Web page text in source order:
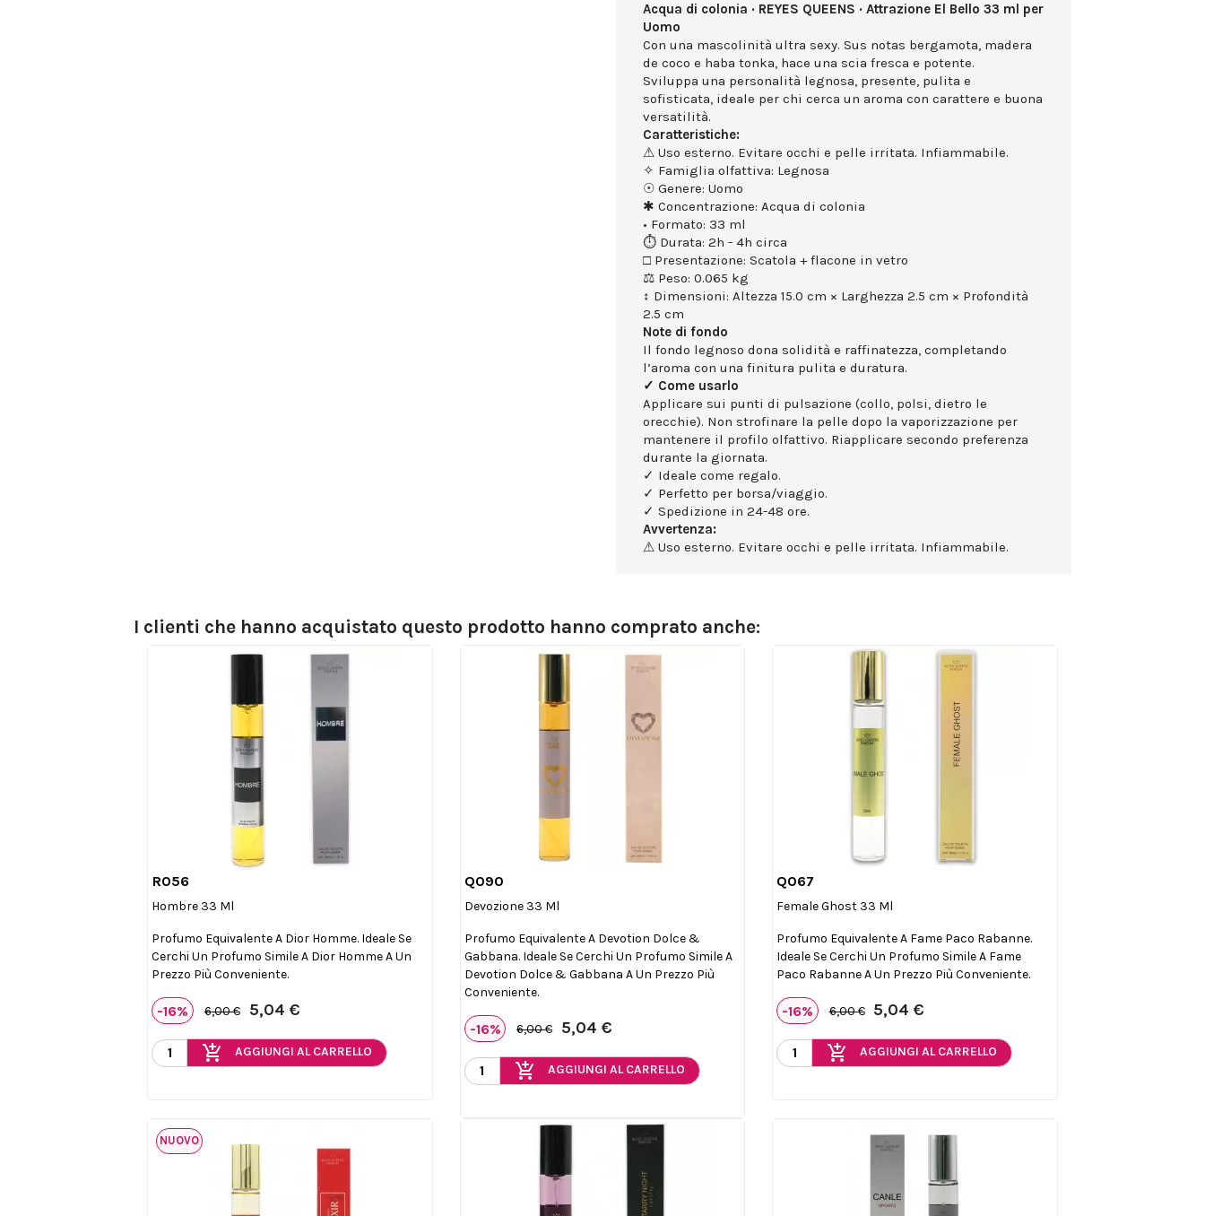
Acqua di colonia · REYES QUEENS · Attrazione El Bello 33 ml per
Uomo
Con una mascolinità ultra sexy. Sus notas bergamota, madera
de coco e haba tonka, hace una scia fresca e potente.
Sviluppa una personalità legnosa, presente, pulita e
sofisticata, ideale per chi cerca un aroma con carattere e buona
versatilità.
Caratteristiche:
⚠ Uso esterno. Evitare occhi e pelle irritata. Infiammabile.
✧ Famiglia olfattiva: Legnosa
☉ Genere: Uomo
✱ Concentrazione: Acqua di colonia
• Formato: 33 ml
⏱ Durata: 2h - 4h circa
□ Presentazione: Scatola + flacone in vetro
⚖ Peso: 0.065 kg
↕ Dimensioni: Altezza 15.0 cm × Larghezza 2.5 cm × Profondità
2.5 cm
Note di fondo
Il fondo legnoso dona solidità e raffinatezza, completando
l’aroma con una finitura pulita e duratura.
✓ Come usarlo
Applicare sui punti di pulsazione (collo, polsi, dietro le
orecchie). Non strofinare la pelle dopo la vaporizzazione per
mantenere il profilo olfattivo. Riapplicare secondo preferenza
durante la giornata.
✓ Ideale come regalo.
✓ Perfetto per borsa/viaggio.
✓ Spedizione in 24-48 ore.
Avvertenza:
⚠ Uso esterno. Evitare occhi e pelle irritata. Infiammabile.
I clienti che hanno acquistato questo prodotto hanno comprato anche:
R056
Hombre 33 Ml
Profumo Equivalente A Dior Homme. Ideale Se
Cerchi Un Profumo Simile A Dior Homme A Un
Prezzo Più Conveniente.
-16% 6,00 € 5,04 €
add_shopping_cart AGGIUNGI AL CARRELLO
Q090
Devozione 33 Ml
Profumo Equivalente A Devotion Dolce &
Gabbana. Ideale Se Cerchi Un Profumo Simile A
Devotion Dolce & Gabbana A Un Prezzo Più
Conveniente.
-16% 6,00 € 5,04 €
add_shopping_cart AGGIUNGI AL CARRELLO
Q067
Female Ghost 33 Ml
Profumo Equivalente A Fame Paco Rabanne.
Ideale Se Cerchi Un Profumo Simile A Fame
Paco Rabanne A Un Prezzo Più Conveniente.
-16% 6,00 € 5,04 €
add_shopping_cart AGGIUNGI AL CARRELLO
NUOVO